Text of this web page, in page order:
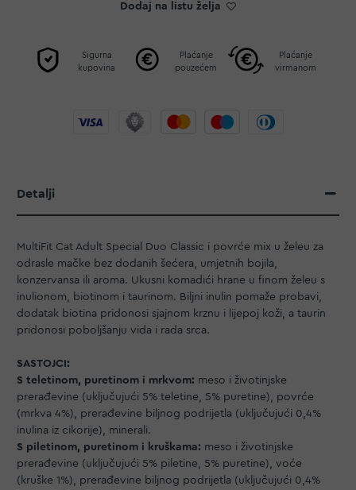
Dodaj na listu želja
Sigurna
kupovina
Plaćanje
pouzećem
Plaćanje
virmanom
Detalji
MultiFit Cat Adult Special Duo Classic i povrće mix u želeu za
odrasle mačke bez dodanih šećera, umjetnih bojila,
konzervansa ili aroma. Ukusni komadići hrane u finom želeu s
inulionom, biotinom i taurinom. Biljni inulin pomaže probavi,
dodatak biotina pridonosi sjajnom krznu i lijepoj koži, a taurin
pridonosi poboljšanju vida i rada srca.
SASTOJCI:
S teletinom, puretinom i mrkvom: meso i životinjske
prerađevine (uključujući 5% teletine, 5% puretine), povrće
(mrkva 4%), prerađevine biljnog podrijetla (uključujući 0,4%
inulina iz cikorije), minerali.
S piletinom, puretinom i kruškama: meso i životinjske
prerađevine (uključujući 5% piletine, 5% puretine), voće
(kruške 1%), prerađevine biljnog podrijetla (uključujući 0,4%